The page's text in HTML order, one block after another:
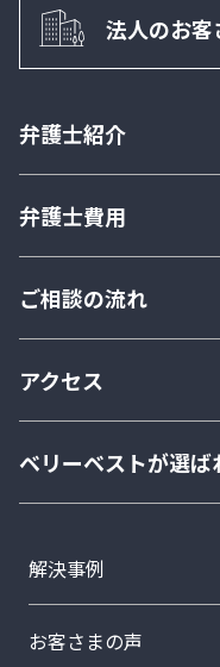
法人のお客
弁護士紹介
弁護士費用
ご相談の流れ
アクセス
ベリーベストが選ば
解決事例
お客さまの声